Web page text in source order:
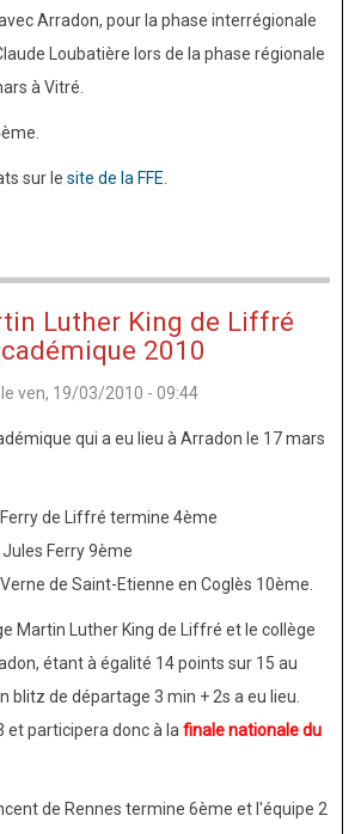
Arradon, pour la phase interrégionale
Loubatière lors de la phase régionale
à Vitré.
sur le site de la FFE
Luther King de Liffré
2010
le ven, 19/03/2010 - 09:44
qui a eu lieu à Arradon le 17 mars
de Liffré termine 4ème
Ferry 9ème
de Saint-Etienne en Coglès 10ème.
Martin Luther King de Liffré et le collège
étant à égalité 14 points sur 15 au
blitz de départage 3 min + 2s a eu lieu.
et participera donc à la finale nationale du
de Rennes termine 6ème et l'équipe 2